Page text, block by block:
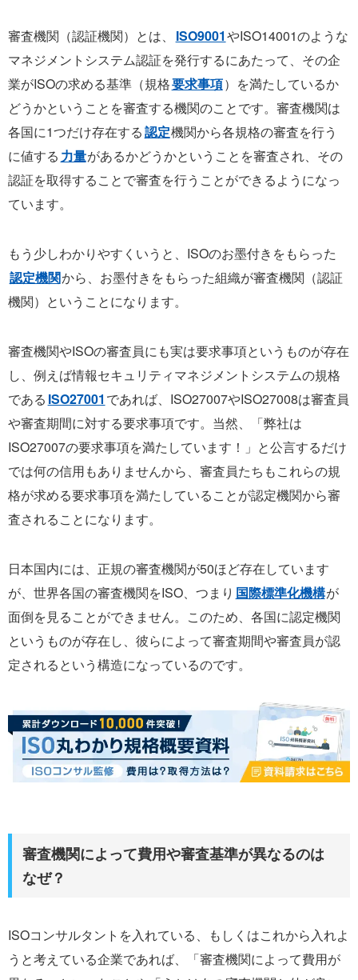
審査機関（認証機関）とは、 ISO9001やISO14001のような
マネジメントシステム認証を発行するにあたって、その企
業がISOの求める基準（規格要求事項）を満たしているか
どうかということを審査する機関のことです。審査機関は
各国に1つだけ存在する認定機関から各規格の審査を行う
に値する 力量があるかどうかということを審査され、その
認証を取得することで審査を行うことができるようになっ
ています。
もう少しわかりやすくいうと、ISOのお墨付きをもらった
認定機関から、お墨付きをもらった組織が審査機関（認証
機関）ということになります。
審査機関やISOの審査員にも実は要求事項というものが存在
し、例えば情報セキュリティマネジメントシステムの規格
である ISO27001 であれば、ISO27007やISO27008は審査員
や審査期間に対する要求事項です。当然、「弊社は
ISO27007の要求事項を満たしています！」と公言するだけ
では何の信用もありませんから、審査員たちもこれらの規
格が求める要求事項を満たしていることが認定機関から審
査されることになります。
日本国内には、正規の審査機関が50ほど存在しています
が、世界各国の審査機関をISO、つまり 国際標準化機構が
面倒を見ることができません。このため、各国に認定機関
というものが存在し、彼らによって審査期間や審査員が認
定されるという構造になっているのです。
審査機関によって費用や審査基準が異なるのは
なぜ？
ISOコンサルタントを入れている、もしくはこれから入れよ
うと考えている企業であれば、「審査機関によって費用が